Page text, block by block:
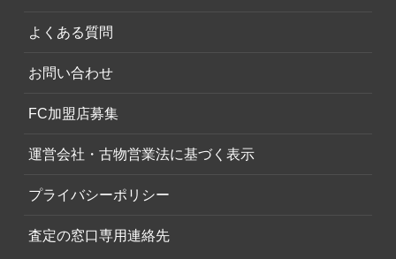
よくある質問
お問い合わせ
FC加盟店募集
運営会社・古物営業法に基づく表示
プライバシーポリシー
査定の窓口専用連絡先